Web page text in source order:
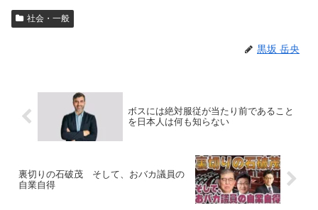
社会・一般
黒坂 岳央
ボスには絶対服従が当たり前であること
を日本人は何も知らない
裏切りの石破茂 そして、おバカ議員の
自業自得